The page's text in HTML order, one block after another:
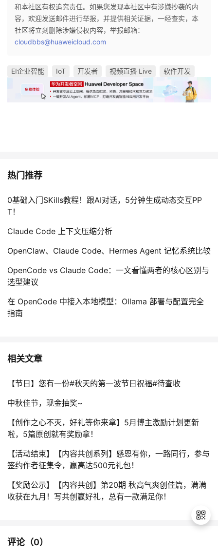
和本社区有权追究责任。如果您发现本社区中有涉嫌抄袭的内
容，欢迎发送邮件进行举报，并提供相关证据，一经查实，本
社区将立刻删除涉嫌侵权内容，举报邮箱：
cloudbbs@huaweicloud.com
EI企业智能 IoT 开发者 视频直播 Live 软件开发
热门推荐
0基础入门SKills教程！跟AI对话，5分钟生成动态交互PP
T！
Claude Code 上下文压缩分析
OpenClaw、Claude Code、Hermes Agent 记忆系统比较
OpenCode vs Claude Code：一文看懂两者的核心区别与
选型建议
在 OpenCode 中接入本地模型：Ollama 部署与配置完全
指南
相关文章
【节日】您有一份#秋天的第一波节日祝福#待查收
中秋佳节，现金抽奖~
【创作之心不灭，好礼等你来拿】5月博主激励计划更新
啦，5篇原创就有奖励拿！
【活动结束】【内容共创系列】感恩有你，一路同行，参与
签约作者征集令，赢高达500元礼包！
【奖励公示】【内容共创】第20期 秋高气爽创佳篇，满满
收获在九月！写共创赢好礼，总有一款满足你！
评论（0）